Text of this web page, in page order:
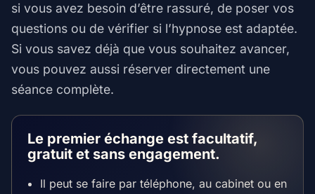
si vous avez besoin d’être rassuré, de poser vos
questions ou de vérifier si l’hypnose est adaptée.
Si vous savez déjà que vous souhaitez avancer,
vous pouvez aussi réserver directement une
séance complète.
Le premier échange est facultatif,
gratuit et sans engagement.
Il peut se faire par téléphone, au cabinet ou en